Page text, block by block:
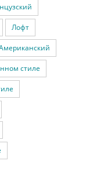
Лофт
стиле